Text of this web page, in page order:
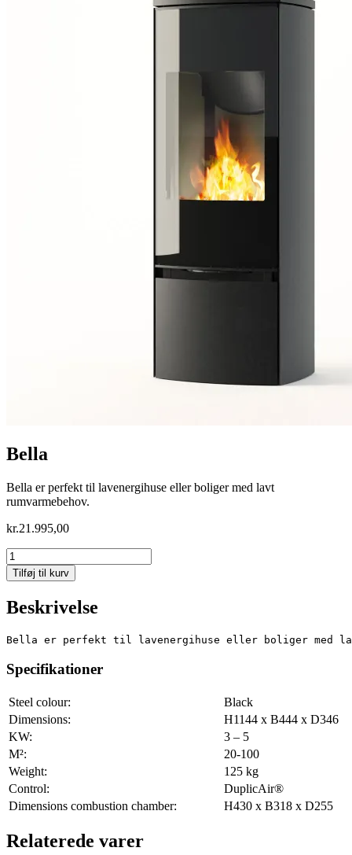
Bella
Bella er perfekt til lavenergihuse eller boliger med lavt
rumvarmebehov.
kr.21.995,00
Bella
antal
Tilføj til kurv
Beskrivelse
Bella er perfekt til lavenergihuse eller boliger med lavt
Specifikationer
Steel colour:
Black
Dimensions:
H1144 x B444 x D346
KW:
3 – 5
M²:
20-100
Weight:
125 kg
Control:
DuplicAir®
Dimensions combustion chamber:
H430 x B318 x D255
Relaterede varer